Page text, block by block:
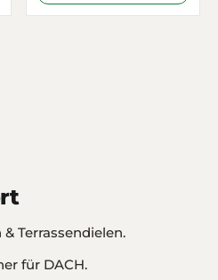
rt
Terrassendielen.
für DACH.